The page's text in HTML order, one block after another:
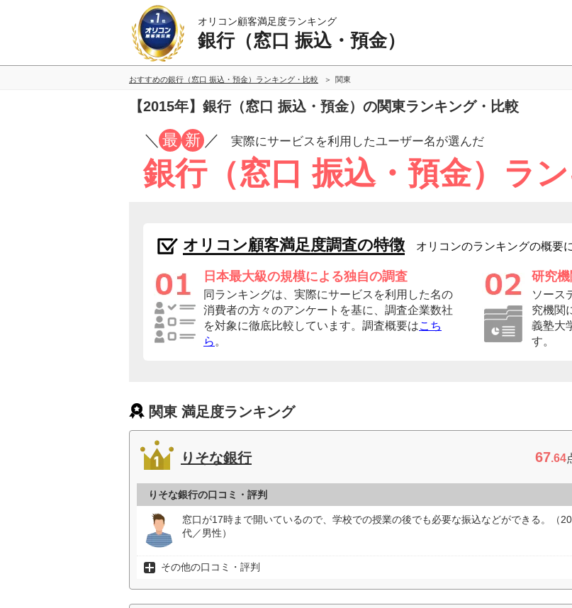
オリコン顧客満足度ランキング
銀行（窓口 振込・預金）
おすすめの銀行（窓口 振込・預金）ランキング・比較 関東
【2015年】銀行（窓口 振込・預金）の関東ランキング・比較
／ 最 新 ／ 実際にサービスを利用したユーザー名が選んだ
銀行（窓口 振込・預金）ラ
オリコン顧客満足度調査の特徴 オリコンのランキングの概要
日本最大級の規模による独自の調査
同ランキングは、実際にサービスを利用した名の
消費者の方々のアンケートを基に、調査企業数社
を対象に徹底比較しています。調査概要はこち
ら 。
研究
ソース
究機関
義塾大
す。
関東 満足度ランキング
りそな銀行 67.64
りそな銀行の口コミ・評判
窓口が17時まで開いているので、学校での授業の後でも必要な振込などができる。（20
代／男性）
その他の口コミ・評判